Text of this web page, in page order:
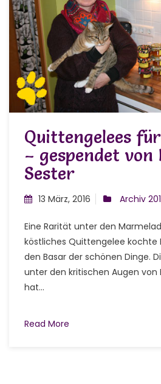
Quittengelees
– gespendet
Sester
13 März, 2016 Archiv
Eine Rarität unter den
köstliches Quittengelee kochte
den Basar der schönen Dinge.
unter den kritischen Augen von
hat...
Read More